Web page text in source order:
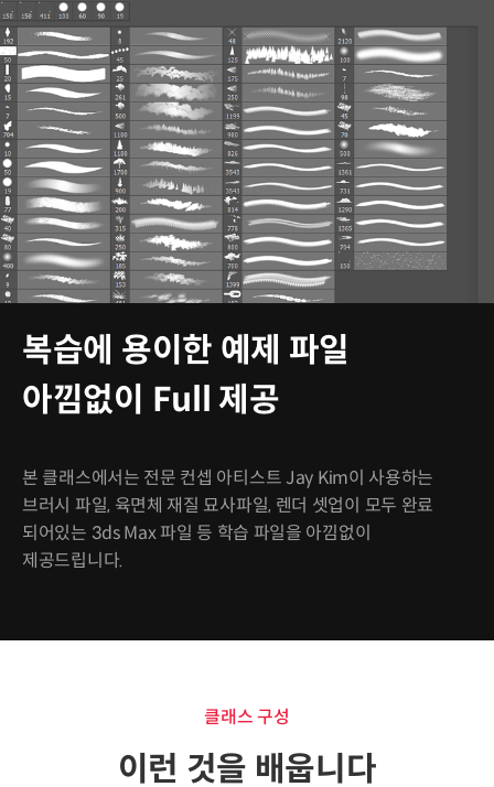
복습에 용이한 예제 파일
아낌없이 Full 제공
본 클래스에서는 전문 컨셉 아티스트 Jay Kim이 사용하는
브러시 파일, 육면체 재질 묘사파일, 렌더 셋업이 모두 완료
되어있는 3ds Max 파일 등 학습 파일을 아낌없이
제공드립니다.
클래스 구성
이런 것을 배웁니다